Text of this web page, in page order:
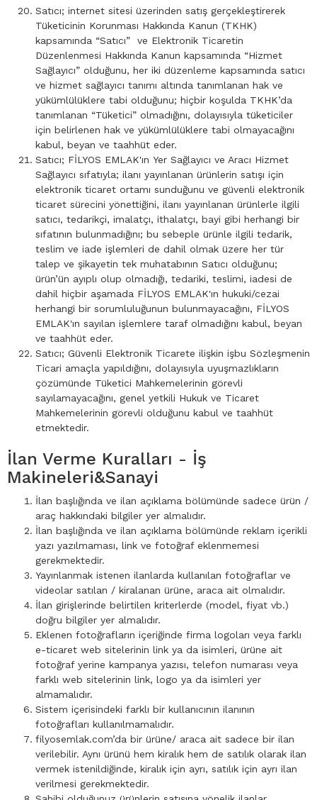
Satıcı; internet sitesi üzerinden satış gerçekleştirerek
Tüketicinin Korunması Hakkında Kanun (TKHK)
kapsamında “Satıcı” ve Elektronik Ticaretin
Düzenlenmesi Hakkında Kanun kapsamında “Hizmet
Sağlayıcı” olduğunu, her iki düzenleme kapsamında satıcı
ve hizmet sağlayıcı tanımı altında tanımlanan hak ve
yükümlülüklere tabi olduğunu; hiçbir koşulda TKHK’da
tanımlanan “Tüketici” olmadığını, dolayısıyla tüketiciler
için belirlenen hak ve yükümlülüklere tabi olmayacağını
kabul, beyan ve taahhüt eder.
Satıcı; FİLYOS EMLAK'ın Yer Sağlayıcı ve Aracı Hizmet
Sağlayıcı sıfatıyla; ilanı yayınlanan ürünlerin satışı için
elektronik ticaret ortamı sunduğunu ve güvenli elektronik
ticaret sürecini yönettiğini, ilanı yayınlanan ürünlerle ilgili
satıcı, tedarikçi, imalatçı, ithalatçı, bayi gibi herhangi bir
sıfatının bulunmadığını; bu sebeple ürünle ilgili tedarik,
teslim ve iade işlemleri de dahil olmak üzere her tür
talep ve şikayetin tek muhatabının Satıcı olduğunu;
ürün’ün ayıplı olup olmadığı, tedariki, teslimi, iadesi de
dahil hiçbir aşamada FİLYOS EMLAK'ın hukuki/cezai
herhangi bir sorumluluğunun bulunmayacağını, FİLYOS
EMLAK'ın sayılan işlemlere taraf olmadığını kabul, beyan
ve taahhüt eder.
Satıcı; Güvenli Elektronik Ticarete ilişkin işbu Sözleşmenin
Ticari amaçla yapıldığını, dolayısıyla uyuşmazlıkların
çözümünde Tüketici Mahkemelerinin görevli
sayılamayacağını, genel yetkili Hukuk ve Ticaret
Mahkemelerinin görevli olduğunu kabul ve taahhüt
etmektedir.
İlan Verme Kuralları - İş
Makineleri&Sanayi
İlan başlığında ve ilan açıklama bölümünde sadece ürün /
araç hakkındaki bilgiler yer almalıdır.
İlan başlığında ve ilan açıklama bölümünde reklam içerikli
yazı yazılmaması, link ve fotoğraf eklenmemesi
gerekmektedir.
Yayınlanmak istenen ilanlarda kullanılan fotoğraflar ve
videolar satılan / kiralanan ürüne, araca ait olmalıdır.
İlan girişlerinde belirtilen kriterlerde (model, fiyat vb.)
doğru bilgiler yer almalıdır.
Eklenen fotoğrafların içeriğinde firma logoları veya farklı
e-ticaret web sitelerinin link ya da isimleri, ürüne ait
fotoğraf yerine kampanya yazısı, telefon numarası veya
farklı web sitelerinin link, logo ya da isimleri yer
almamalıdır.
Sistem içerisindeki farklı bir kullanıcının ilanının
fotoğrafları kullanılmamalıdır.
filyosemlak.com’da bir ürüne/ araca ait sadece bir ilan
verilebilir. Aynı ürünü hem kiralık hem de satılık olarak ilan
vermek istenildiğinde, kiralık için ayrı, satılık için ayrı ilan
verilmesi gerekmektedir.